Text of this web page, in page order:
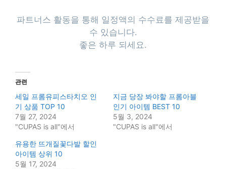
파트너스 활동을 통해 일정액의 수수료를 제공받을
수 있습니다.
좋은 하루 되세요.
관련
세일 프롬유피스타치오 인
기 상품 TOP 10
7월 27, 2024
"CUPAS is all"에서
지금 당장 봐야할 프롬아블
인기 아이템 BEST 10
5월 3, 2024
"CUPAS is all"에서
유용한 뜨개질꽃다발 할인
아이템 상위 10
5월 17, 2024